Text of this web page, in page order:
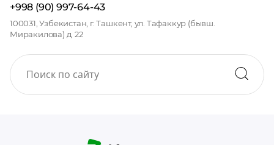
+998 (90) 997-64-43
100031, Узбекистан, г. Ташкент, ул. Тафаккур (бывш.
Миракилова) д. 22